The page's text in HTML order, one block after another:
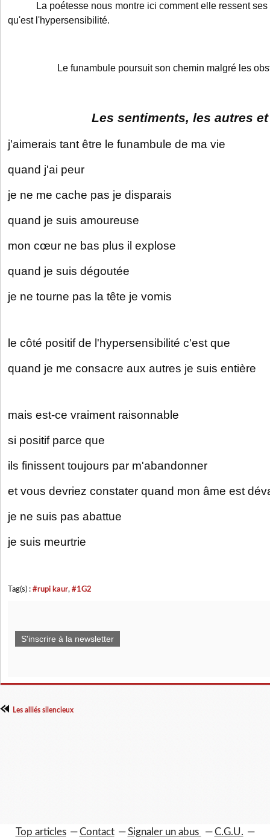
La poétesse nous montre ici comment elle ressent
qu'est l'hypersensibilité.
Le funambule poursuit son chemin malgré les
Les sentiments, les autres
j'aimerais tant être le funambule de ma vie
quand j'ai peur
je ne me cache pas je disparais
quand je suis amoureuse
mon cœur ne bas plus il explose
quand je suis dégoutée
je ne tourne pas la tête je vomis
le côté positif de l'hypersensibilité c'est que
quand je me consacre aux autres je suis entière
mais est-ce vraiment raisonnable
si positif parce que
ils finissent toujours par m'abandonner
et vous devriez constater quand mon âme est
je ne suis pas abattue
je suis meurtrie
Tag(s) : #rupi kaur, #1G2
S'inscrire à la newsletter
Les alliés silencieux
Top articles Contact Signaler un abus C.G.U.